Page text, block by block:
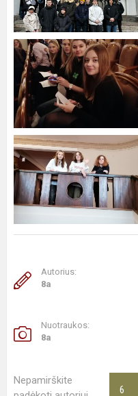
Autorius:
8a
Nuotraukos:
8a
Nepamirškite
6